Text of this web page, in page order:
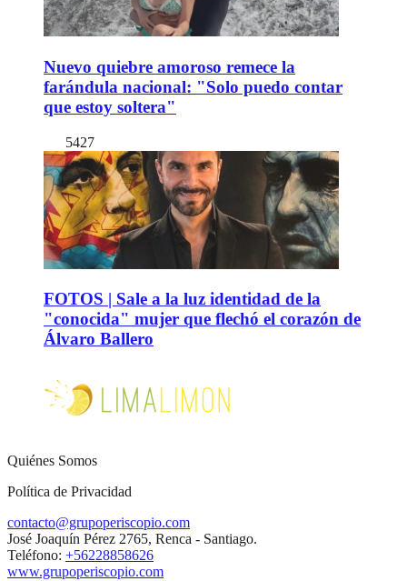
Nuevo quiebre amoroso remece la
farándula nacional: "Solo puedo contar
que estoy soltera"
5427
FOTOS | Sale a la luz identidad de la
"conocida" mujer que flechó el corazón de
Álvaro Ballero
Quiénes Somos
Política de Privacidad
contacto@grupoperiscopio.com
José Joaquín Pérez 2765, Renca - Santiago.
Teléfono: +56228858626
www.grupoperiscopio.com